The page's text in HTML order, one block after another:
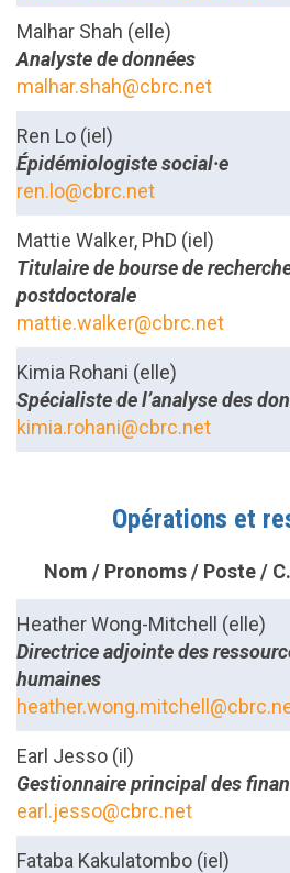
Malhar Shah (elle)
Analyste de données
malhar.shah@cbrc.net
Ren Lo (iel)
Épidémiologiste social·e
ren.lo@cbrc.net
Mattie Walker, PhD (iel)
Titulaire de bourse de
postdoctorale
mattie.walker@cbrc.net
Kimia Rohani (elle)
Spécialiste de l’analyse des
kimia.rohani@cbrc.net
Opérations et
Nom / Pronoms / Poste /
Heather Wong-Mitchell (elle)
Directrice adjointe des
humaines
Earl Jesso (il)
Gestionnaire principal des
earl.jesso@cbrc.net
Fataba Kakulatombo (iel)